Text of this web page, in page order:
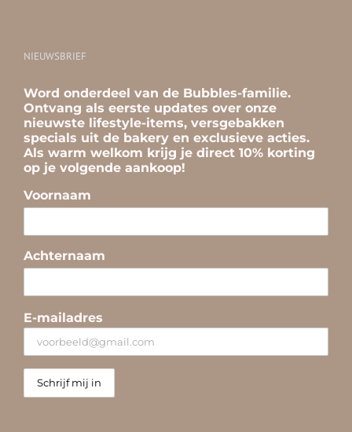
NIEUWSBRIEF
Word onderdeel van de Bubbles-familie.
Ontvang als eerste updates over onze
nieuwste lifestyle-items, versgebakken
specials uit de bakery en exclusieve acties.
Als warm welkom krijg je direct 10% korting
op je volgende aankoop!
Voornaam
Achternaam
E-mailadres